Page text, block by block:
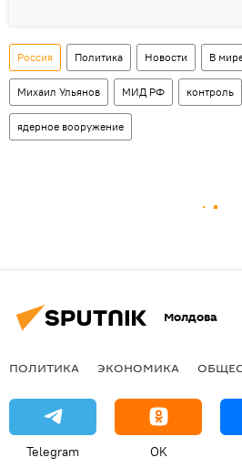
Россия Политика Новости В
Михаил Ульянов МИД РФ контроль
ядерное вооружение
Молдова
ПОЛИТИКА ЭКОНОМИКА
Telegram OK